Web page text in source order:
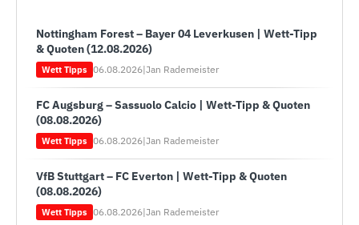
Nottingham Forest – Bayer 04 Leverkusen | Wett-Tipp
& Quoten (12.08.2026)
Wett Tipps 06.08.2026|Jan Rademeister
FC Augsburg – Sassuolo Calcio | Wett-Tipp & Quoten
(08.08.2026)
Wett Tipps 06.08.2026|Jan Rademeister
VfB Stuttgart – FC Everton | Wett-Tipp & Quoten
(08.08.2026)
Wett Tipps 06.08.2026|Jan Rademeister